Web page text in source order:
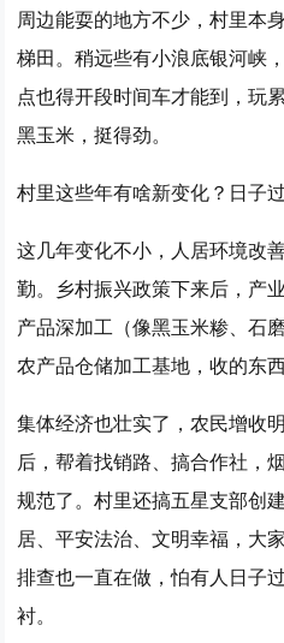
周边能耍的地方不少，村里本
梯田。稍远些有小浪底银河峡
点也得开段时间车才能到，玩
黑玉米，挺得劲。
村里这些年有啥新变化？日子
这几年变化不小，人居环境改
勤。乡村振兴政策下来后，产
产品深加工（像黑玉米糁、石
农产品仓储加工基地，收的东
集体经济也壮实了，农民增收
后，帮着找销路、搞合作社，
规范了。村里还搞五星支部创
居、平安法治、文明幸福，大
排查也一直在做，怕有人日子
衬。